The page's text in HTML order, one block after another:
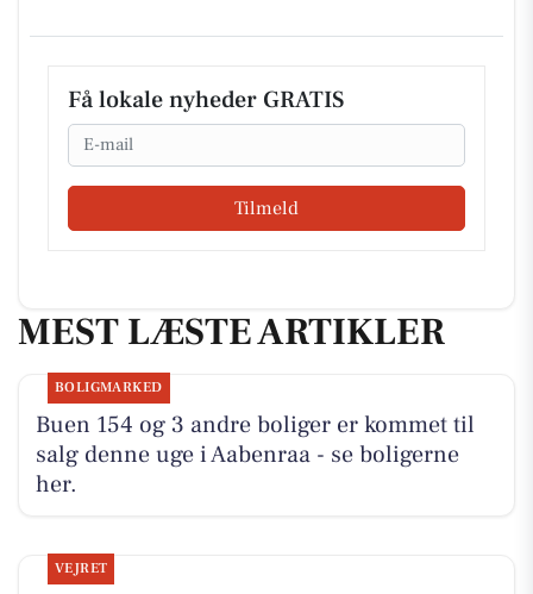
Få lokale nyheder GRATIS
Email
Tilmeld
MEST LÆSTE ARTIKLER
BOLIGMARKED
Buen 154 og 3 andre boliger er kommet til
salg denne uge i Aabenraa - se boligerne
her.
VEJRET